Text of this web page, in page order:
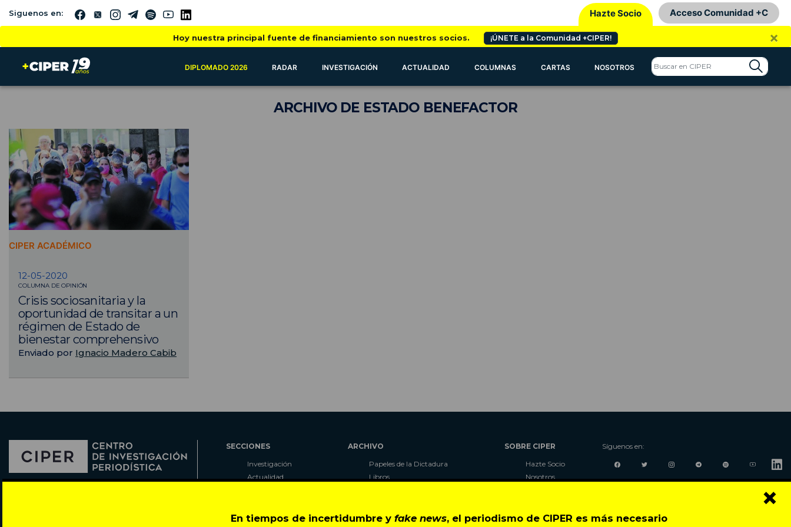
En tiempos de incertidumbre yfake news, el periodismo de CIPER es más necesario
×
Siguenos en: Hazte Socio Acceso Comunidad +C
Hoy nuestra principal fuente de financiamiento son nuestros socios. ¡ÚNETE a la Comunidad +CIPER! ×
DIPLOMADO 2026 RADAR INVESTIGACIÓN ACTUALIDAD COLUMNAS CARTAS NOSOTROS
ARCHIVODE ESTADO BENEFACTOR
CIPER ACADÉMICO
12-05-2020
COLUMNA DE OPINIÓN
Crisis sociosanitaria y la
oportunidad de transitar a un
régimen de Estado de
bienestar comprehensivo
Enviado por Ignacio Madero Cabib
SECCIONES
Investigación
Actualidad
Especiales
ARCHIVO
Papeles de la Dictadura
Libros
CIPER Académico
SOBRE CIPER
Hazte Socio
Nosotros
Talleres
Síguenos en: